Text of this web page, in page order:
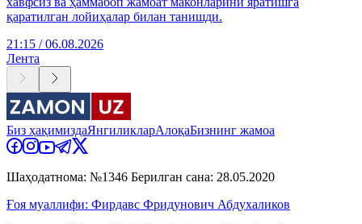
қаратилган лойиҳалар билан танишди.
21:15 / 06.08.2026
Лента
Биз ҳақимиздаЯнгиликларАлоқаБизнинг жамоа
Шаҳодатнома: №1346 Берилган сана: 28.05.2020
Ғоя муаллифи: Фирдавс Фридунович Абдухаликов